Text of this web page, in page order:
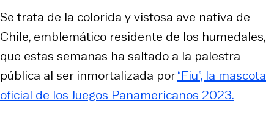
Se trata de la colorida y vistosa ave nativa de
Chile, emblemático residente de los humedales,
que estas semanas ha saltado a la palestra
pública al ser inmortalizada por“Fiu”, la mascota
oficial de los Juegos Panamericanos 2023.